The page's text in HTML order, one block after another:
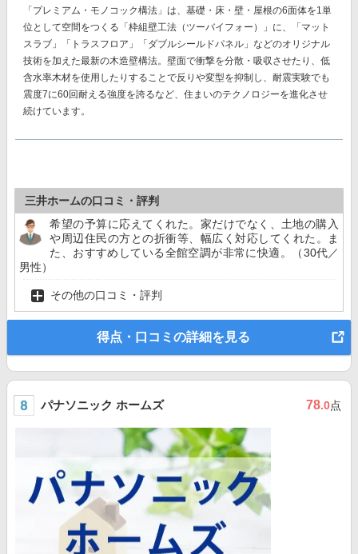
「プレミアム・モノコック構法」 は、基礎・床・壁・屋根の6面体を1単
位として空間をつくる「枠組壁工法（ツーバイフォー）」に、「マット
スラブ」「トラスフロア」「ダブルシールドパネル」などのオリジナル
技術を加えた最新の木造壁構法。壁面で衝撃を分散・吸収させたり、低
含水率木材を使用したりすることで反りや変型を抑制し、耐震実験でも
震度7に60回耐える強度を誇るなど、住まいのテクノロジーを進化させ
続けています。
三井ホームの口コミ・評判
希望の予算に応えてくれた。家だけでなく、土地の購入
や周辺住民の方との折衝等、幅広く対応してくれた。ま
た、おすすめしている全館空調が非常に快適。（30代／
男性）
その他の口コミ・評判
得点・口コミの詳細を見る
パナソニック ホームズ 78.0点